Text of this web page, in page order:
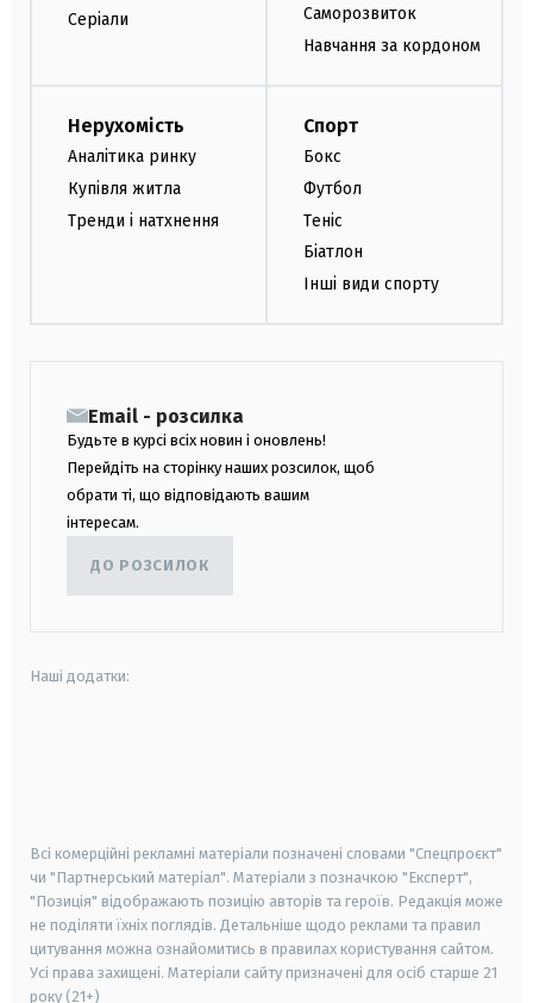
Серіали
Саморозвиток
Навчання за кордоном
Нерухомість
Аналітика ринку
Купівля житла
Тренди і натхнення
Спорт
Бокс
Футбол
Теніс
Біатлон
Інші види спорту
Email - розсилка
Будьте в курсі всіх новин і оновлень!
Перейдіть на сторінку наших розсилок, щоб
обрати ті, що відповідають вашим
інтересам.
ДО РОЗСИЛОК
Наші додатки:
Всі комерційні рекламні матеріали позначені словами "Спецпроєкт"
чи "Партнерський матеріал". Матеріали з позначкою "Експерт",
"Позиція" відображають позицію авторів та героїв. Редакція може
не поділяти їхніх поглядів. Детальніше щодо реклами та правил
цитування можна ознайомитись в правилах користування сайтом.
Усі права захищені. Матеріали сайту призначені для осіб старше 21
року (21+)